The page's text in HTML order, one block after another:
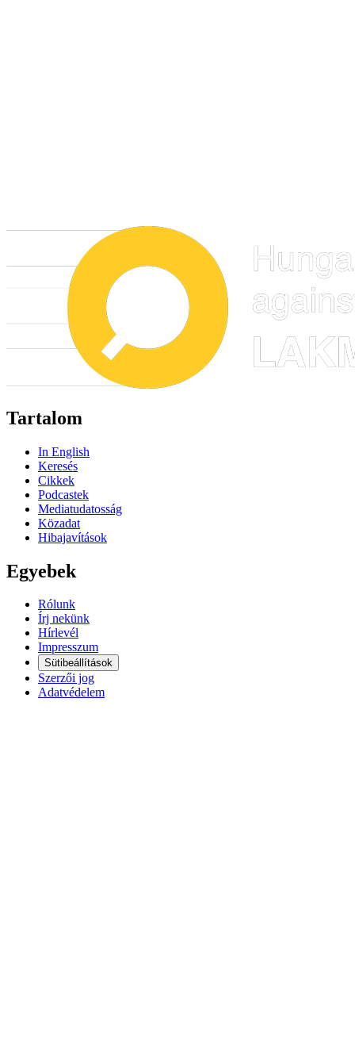
Tartalom
In English
Keresés
Cikkek
Podcastek
Mediatudatosság
Közadat
Hibajavítások
Egyebek
Rólunk
Írj nekünk
Hírlevél
Impresszum
Sütibeállítások
Szerzői jog
Adatvédelem